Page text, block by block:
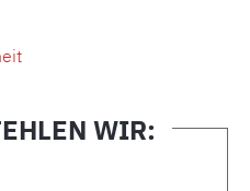
WIR: